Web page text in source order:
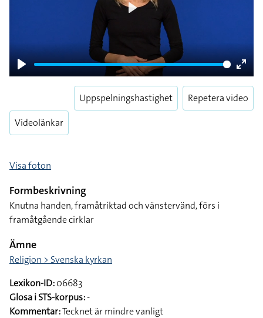
Play
Enter
Videolänkar
Uppspelningshastighet Repetera video
Visa foton
Formbeskrivning
Knutna handen, framåtriktad och vänstervänd, förs i
framåtgående cirklar
Ämne
Religion > Svenska kyrkan
Lexikon-ID:06683
Glosa i STS-korpus:-
Kommentar:Tecknet är mindre vanligt